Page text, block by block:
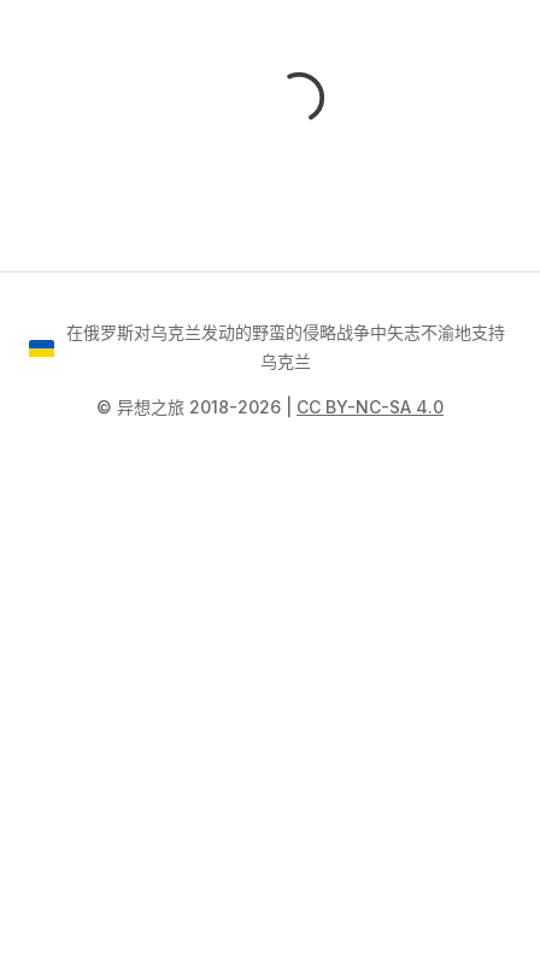
在俄罗斯对乌克兰发动的野蛮的侵略战争中矢志不渝地支持
乌克兰
©️ 异想之旅 2018-2026 | CC BY-NC-SA 4.0